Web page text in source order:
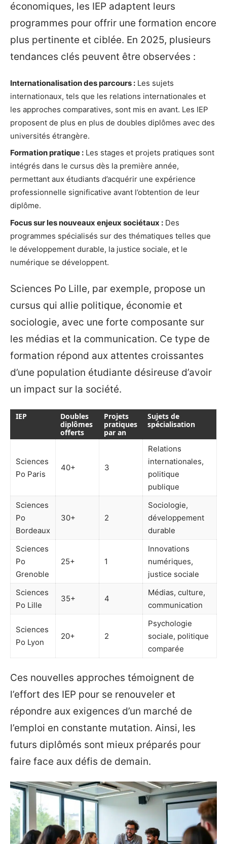
économiques, les IEP adaptent leurs
programmes pour offrir une formation encore
plus pertinente et ciblée. En 2025, plusieurs
tendances clés peuvent être observées :
Internationalisation des parcours : Les sujets
internationaux, tels que les relations internationales et
les approches comparatives, sont mis en avant. Les IEP
proposent de plus en plus de doubles diplômes avec des
universités étrangère.
Formation pratique : Les stages et projets pratiques sont
intégrés dans le cursus dès la première année,
permettant aux étudiants d’acquérir une expérience
professionnelle significative avant l’obtention de leur
diplôme.
Focus sur les nouveaux enjeux sociétaux : Des
programmes spécialisés sur des thématiques telles que
le développement durable, la justice sociale, et le
numérique se développent.
Sciences Po Lille, par exemple, propose un
cursus qui allie politique, économie et
sociologie, avec une forte composante sur
les médias et la communication. Ce type de
formation répond aux attentes croissantes
d’une population étudiante désireuse d’avoir
un impact sur la société.
IEP
Doubles
diplômes
offerts
Projets
pratiques
par an
Sujets de
spécialisation
Sciences
Po Paris
40+ 3
Relations
internationales,
politique
publique
Sciences
Po
Bordeaux
30+ 2
Sociologie,
développement
durable
Sciences
Po
Grenoble
25+ 1
Innovations
numériques,
justice sociale
Sciences
Po Lille
35+ 4
Médias, culture,
communication
Sciences
Po Lyon
20+ 2
Psychologie
sociale, politique
comparée
Ces nouvelles approches témoignent de
l’effort des IEP pour se renouveler et
répondre aux exigences d’un marché de
l’emploi en constante mutation. Ainsi, les
futurs diplômés sont mieux préparés pour
faire face aux défis de demain.